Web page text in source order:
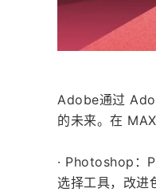
Adobe通过
的未来。在
· Photoshop：
选择工具，改进